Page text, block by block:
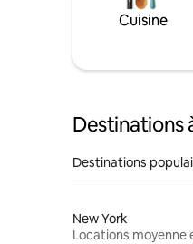
Cuisine
Destinations
Destinations
New York